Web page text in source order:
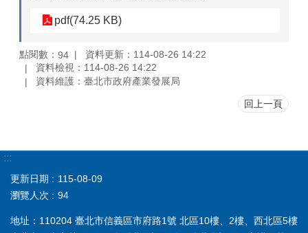
pdf(74.25 KB)
點閱數： 94
資料更新：114-08-26 14:22
資料檢視：114-08-26 14:22
資料維護：臺北市政府產業發展局
回上一頁
:::
更新日期
115-08-09
瀏覽人次
94
地址：110204 臺北市信義區市府路1號 北區10樓、2樓、西北區5樓